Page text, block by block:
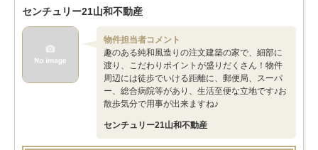
センチュリー21山和不動産
物件担当者コメント
趣のある純和風造りの注文建築の家で、細部に
渡り、こだわりポイントが盛りだくさん！物件
周辺には徒歩でいける距離に、郵便局、スーパ
ー、総合病院等があり、生活至便な立地です♪お
散歩気分で用事が出来ますね♪
センチュリー21山和不動産